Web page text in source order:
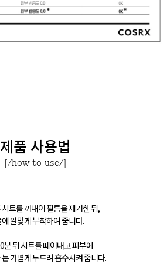
제품 사용법
[/how to use/]
시트를 꺼내어 필름을 제거한 뒤,
알맞게 부착하여 줍니다.
분 뒤 시트를 떼어내고 피부에
가볍게 두드려 흡수시켜 줍니다.